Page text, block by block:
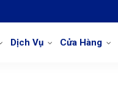
Dịch Vụ Cửa Hàng